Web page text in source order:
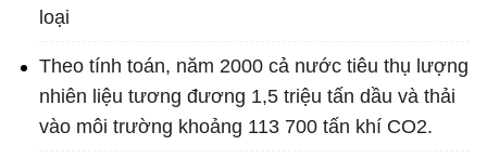
loại
Theo tính toán, năm 2000 cả nước tiêu thụ lượng
nhiên liệu tương đương 1,5 triệu tấn dầu và thải
vào môi trường khoảng 113 700 tấn khí CO2.